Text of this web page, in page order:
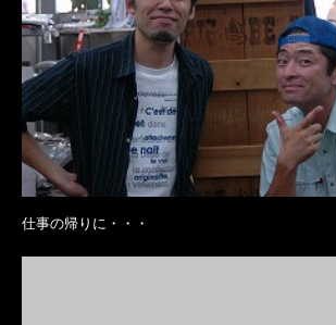
仕事の帰りに・・・